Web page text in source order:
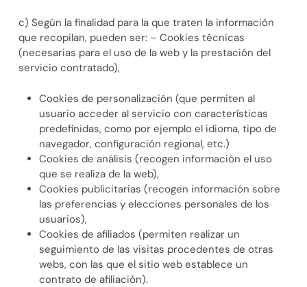
c) Según la finalidad para la que traten la información
que recopilan, pueden ser: – Cookies técnicas
(necesarias para el uso de la web y la prestación del
servicio contratado),
Cookies de personalización (que permiten al
usuario acceder al servicio con características
predefinidas, como por ejemplo el idioma, tipo de
navegador, configuración regional, etc.)
Cookies de análisis (recogen información el uso
que se realiza de la web),
Cookies publicitarias (recogen información sobre
las preferencias y elecciones personales de los
usuarios),
Cookies de afiliados (permiten realizar un
seguimiento de las visitas procedentes de otras
webs, con las que el sitio web establece un
contrato de afiliación).